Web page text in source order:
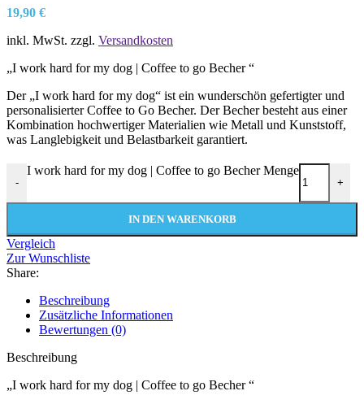
19,90 €
inkl. MwSt. zzgl. Versandkosten
„I work hard for my dog | Coffee to go Becher “
Der „I work hard for my dog“ ist ein wunderschön gefertigter und
personalisierter Coffee to Go Becher. Der Becher besteht aus einer
Kombination hochwertiger Materialien wie Metall und Kunststoff,
was Langlebigkeit und Belastbarkeit garantiert.
-
I work hard for my dog | Coffee to go Becher Menge
+
IN DEN WARENKORB
Vergleich
Zur Wunschliste
Share:
Beschreibung
Zusätzliche Informationen
Bewertungen (0)
Beschreibung
„I work hard for my dog | Coffee to go Becher “